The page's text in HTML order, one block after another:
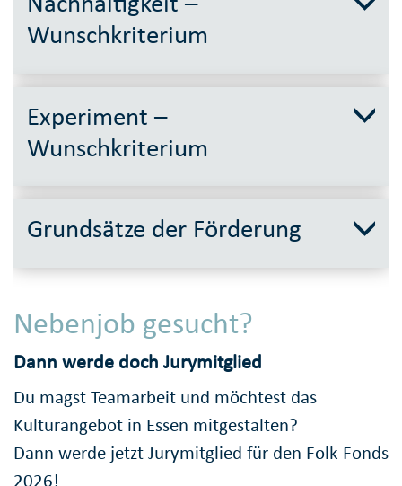
Wunschkriterium
Experiment –
Wunschkriterium
Grundsätze der Förderung
Nebenjob gesucht?
Dann werde doch Jurymitglied
Du magst Teamarbeit und möchtest das
Kulturangebot in Essen mitgestalten?
Dann werde jetzt Jurymitglied für den Folk Fonds
2026!